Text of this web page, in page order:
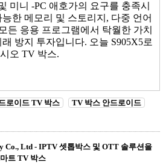
미니 -PC 애호가의 요구를 충족시
한 메모리 및 스토리지, 다중 언어
든 응용 프로그램에서 탁월한 가치
방지 투자입니다. 오늘 S905X5로
오 TV 박스.
로이드 TV 박스
TV 박스 안드로이드
Co., Ltd - IPTV 셋톱박스 및 OTT 솔루션을
트 TV 박스